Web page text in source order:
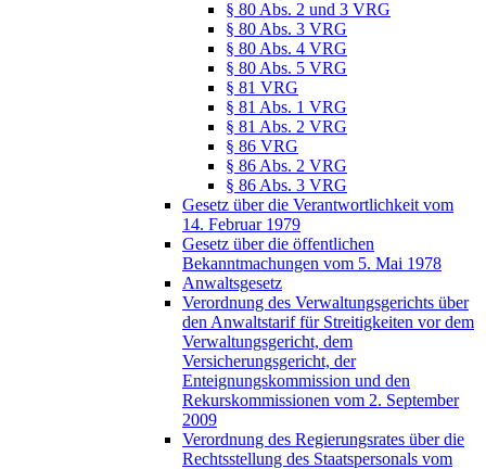
§ 80 Abs. 2 und 3 VRG
§ 80 Abs. 3 VRG
§ 80 Abs. 4 VRG
§ 80 Abs. 5 VRG
§ 81 VRG
§ 81 Abs. 1 VRG
§ 81 Abs. 2 VRG
§ 86 VRG
§ 86 Abs. 2 VRG
§ 86 Abs. 3 VRG
Gesetz über die Verantwortlichkeit vom
14. Februar 1979
Gesetz über die öffentlichen
Bekanntmachungen vom 5. Mai 1978
Anwaltsgesetz
Verordnung des Verwaltungsgerichts über
den Anwaltstarif für Streitigkeiten vor dem
Verwaltungsgericht, dem
Versicherungsgericht, der
Enteignungskommission und den
Rekurskommissionen vom 2. September
2009
Verordnung des Regierungsrates über die
Rechtsstellung des Staatspersonals vom